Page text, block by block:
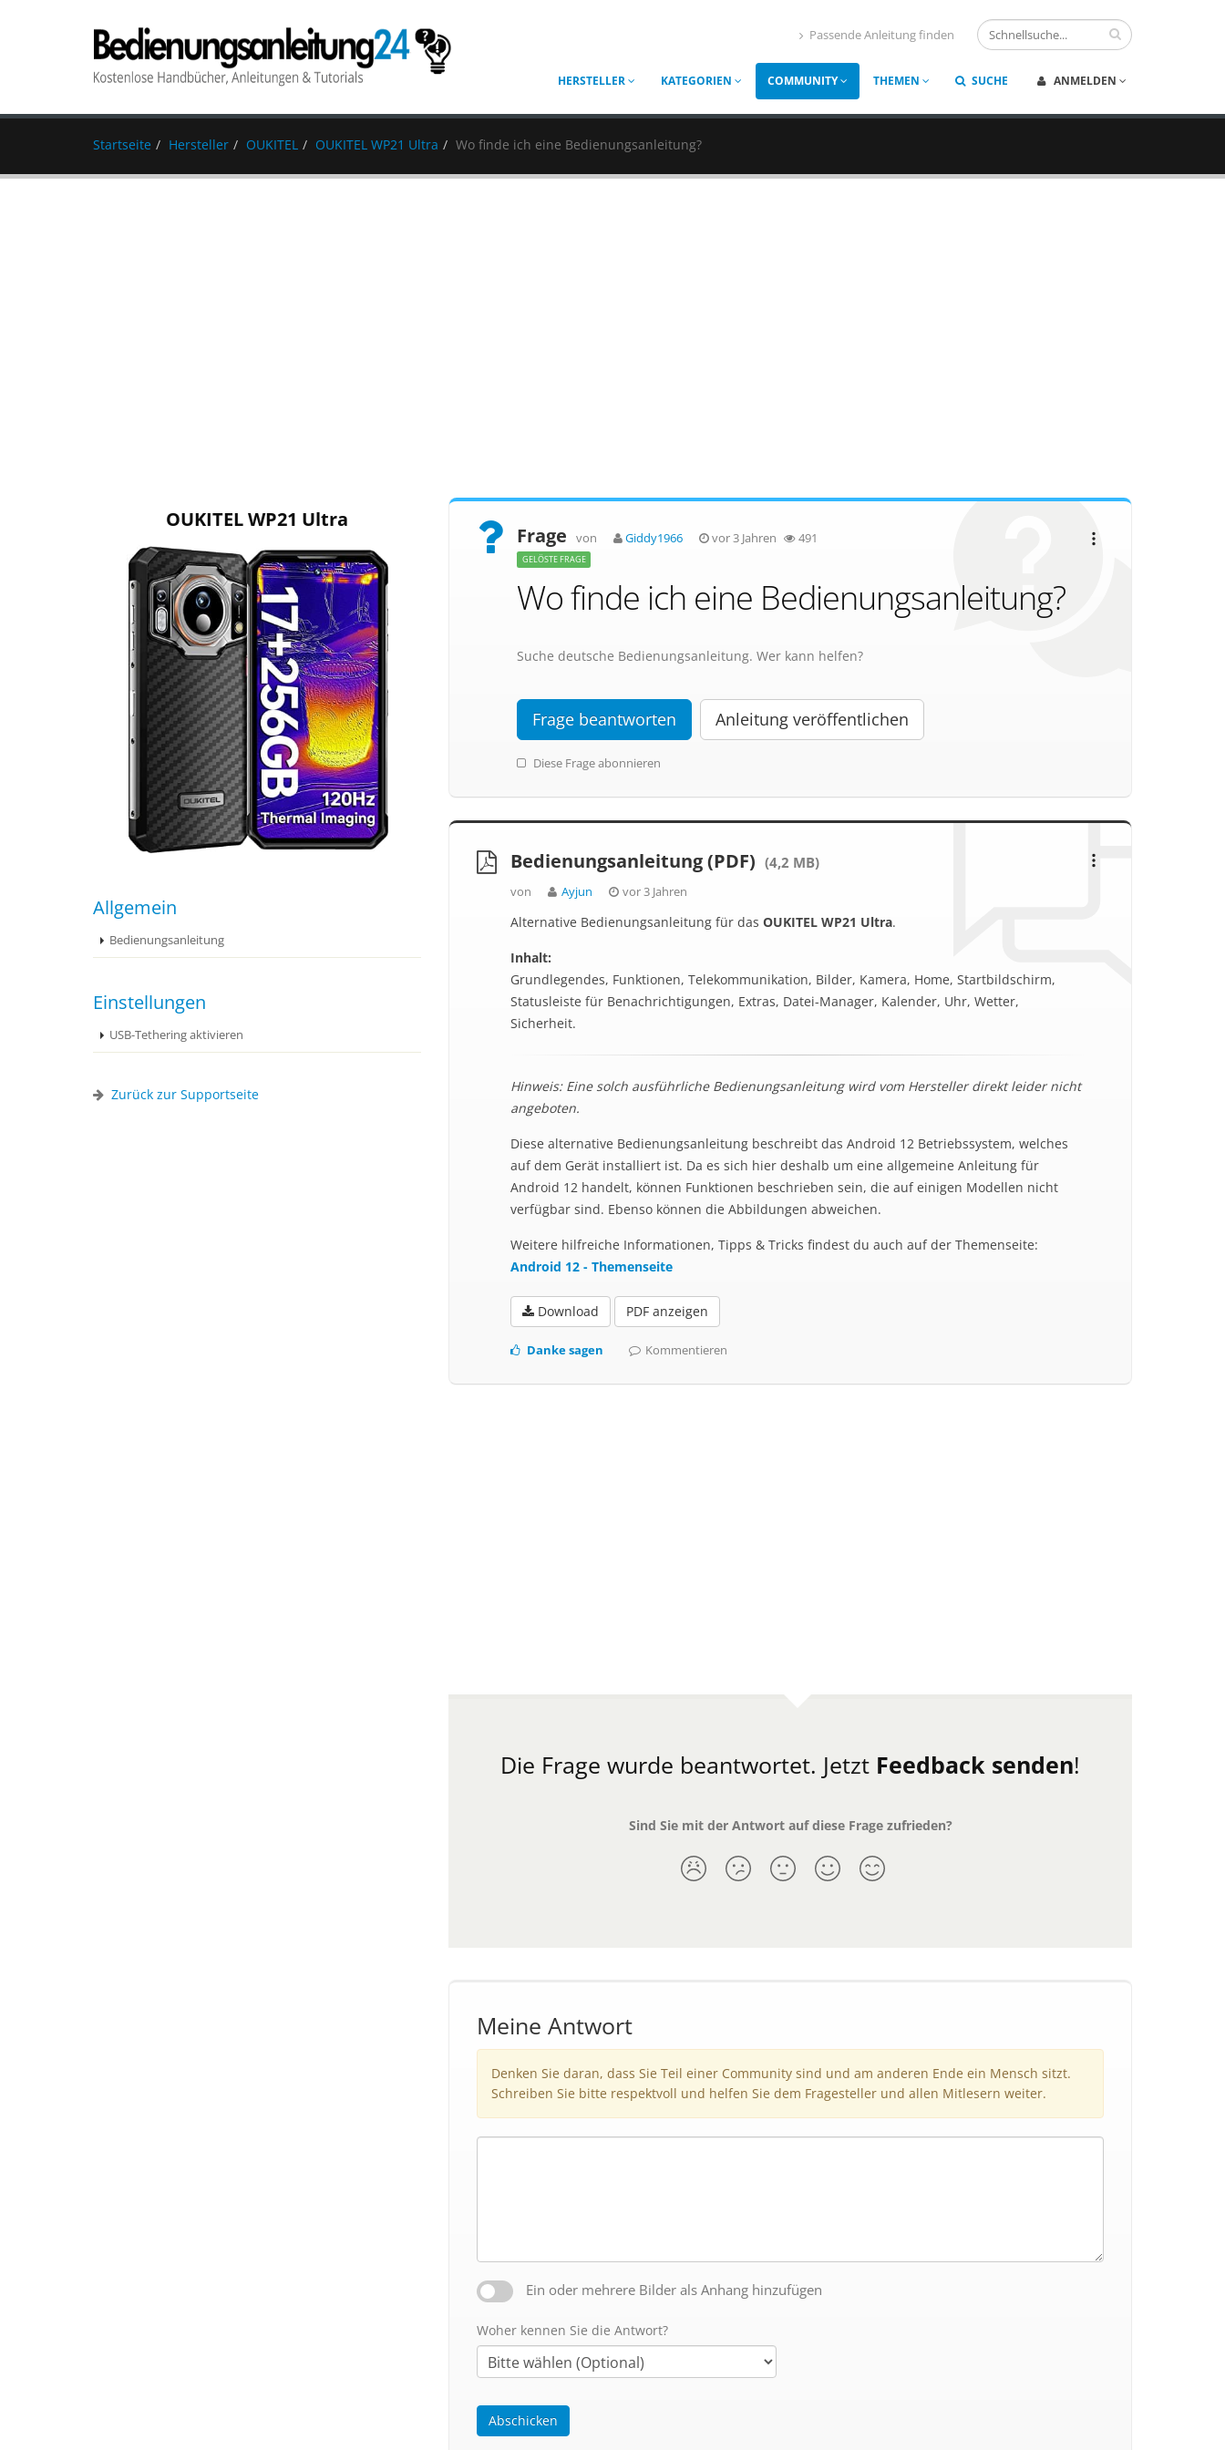
Passende Anleitung finden
HERSTELLER KATEGORIEN COMMUNITY THEMEN SUCHE ANMELDEN
Startseite Hersteller OUKITEL OUKITEL WP21 Ultra Wo finde ich eine Bedienungsanleitung?
OUKITEL WP21 Ultra
Allgemein
Bedienungsanleitung
Einstellungen
USB-Tethering aktivieren
Zurück zur Supportseite
Frage von Giddy1966 vor 3 Jahren 491
GELÖSTE FRAGE
Wo finde ich eine Bedienungsanleitung?
Suche deutsche Bedienungsanleitung. Wer kann helfen?
Frage beantworten Anleitung veröffentlichen
Diese Frage abonnieren
Bedienungsanleitung (PDF) (4,2 MB)
von Ayjun vor 3 Jahren
Alternative Bedienungsanleitung für das OUKITEL WP21 Ultra.
Inhalt:
Grundlegendes, Funktionen, Telekommunikation, Bilder, Kamera, Home, Startbildschirm,
Statusleiste für Benachrichtigungen, Extras, Datei-Manager, Kalender, Uhr, Wetter,
Sicherheit.
Hinweis: Eine solch ausführliche Bedienungsanleitung wird vom Hersteller direkt leider nicht
angeboten.
Diese alternative Bedienungsanleitung beschreibt das Android 12 Betriebssystem, welches
auf dem Gerät installiert ist. Da es sich hier deshalb um eine allgemeine Anleitung für
Android 12 handelt, können Funktionen beschrieben sein, die auf einigen Modellen nicht
verfügbar sind. Ebenso können die Abbildungen abweichen.
Weitere hilfreiche Informationen, Tipps & Tricks findest du auch auf der Themenseite:
Android 12 - Themenseite
Download PDF anzeigen
Danke sagen Kommentieren
Die Frage wurde beantwortet. Jetzt Feedback senden!
Sind Sie mit der Antwort auf diese Frage zufrieden?
Meine Antwort
Denken Sie daran, dass Sie Teil einer Community sind und am anderen Ende ein Mensch sitzt.
Schreiben Sie bitte respektvoll und helfen Sie dem Fragesteller und allen Mitlesern weiter.
Ein oder mehrere Bilder als Anhang hinzufügen
Woher kennen Sie die Antwort?
Abschicken